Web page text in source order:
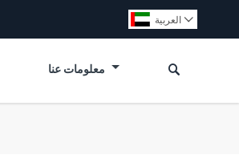
العربية 
